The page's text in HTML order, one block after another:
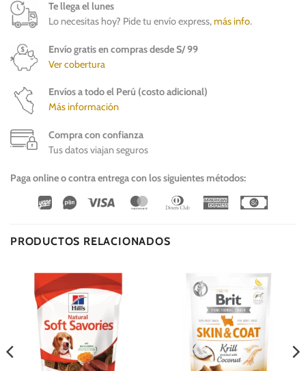
Te llega el lunes
Lo necesitas hoy? Pide tu envío express,más info.
Envío gratis en compras desde S/ 99
Ver cobertura
Envíos a todo el Perú (costo adicional)
Más información
Compra con confianza
Tus datos viajan seguros
Paga online o contra entrega con los siguientes métodos:
Wirecard
Vipps Visa MasterCardDinners
American
PRODUCTOS RELACIONADOS